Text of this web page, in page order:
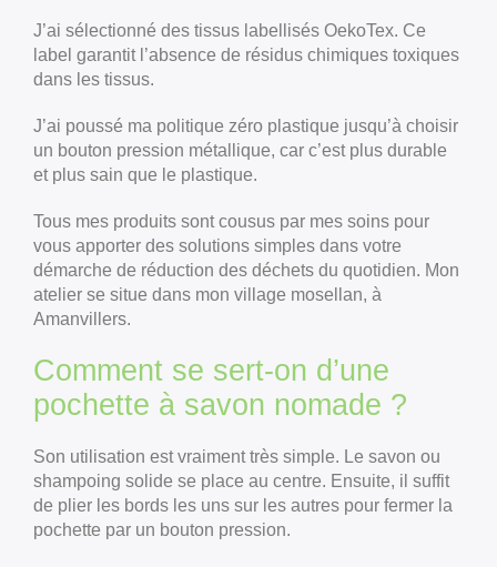
J’ai sélectionné des tissus labellisés OekoTex. Ce
label garantit l’absence de résidus chimiques toxiques
dans les tissus.
J’ai poussé ma politique zéro plastique jusqu’à choisir
un bouton pression métallique, car c’est plus durable
et plus sain que le plastique.
Tous mes produits sont cousus par mes soins pour
vous apporter des solutions simples dans votre
démarche de réduction des déchets du quotidien. Mon
atelier se situe dans mon village mosellan, à
Amanvillers.
Comment se sert-on d’une
pochette à savon nomade ?
Son utilisation est vraiment très simple. Le savon ou
shampoing solide se place au centre. Ensuite, il suffit
de plier les bords les uns sur les autres pour fermer la
pochette par un bouton pression.